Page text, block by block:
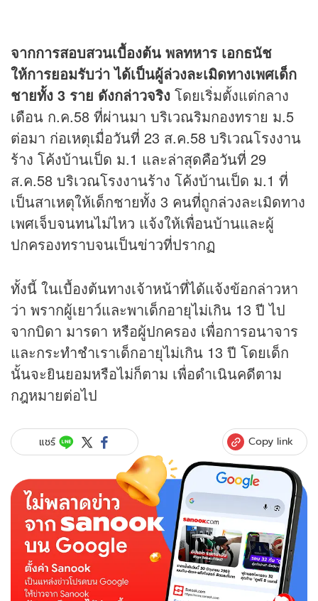
จากการสอบสวนเบื้องต้น พลทหาร เอกธนัช
ให้การยอมรับว่า ได้เป็นผู้ล่วงละเมิดทางเพศเด็ก
ชายทั้ง 3 ราย ดังกล่าวจริง โดยเริ่มตั้งแต่กลาง
เดือน ก.ค.58 ที่ผ่านมา บริเวณริมกองทราย ม.5
ต่อมา ก่อเหตุเมื่อวันที่ 23 ส.ค.58 บริเวณโรงงาน
ร้าง โค้งบ้านเป็ด ม.1 และล่าสุดคือวันที่ 29
ส.ค.58 บริเวณโรงงานร้าง โค้งบ้านเป็ด ม.1 ที่
เป็นสาเหตุให้เด็กชายทั้ง 3 คนที่ถูกล่วงละเมิดทาง
เพศเจ็บจนทนไม่ไหว แจ้งให้เพื่อนบ้านและผู้
ปกครองทราบจนเป็นข่าวที่ปรากฏ
ทั้งนี้ ในเบื้องต้นทางเจ้าหน้าที่ได้แจ้งข้อกล่าวหา
ว่า พรากผู้เยาว์และพาเด็กอายุไม่เกิน 13 ปี ไป
จากบิดา มารดา หรือผู้ปกครอง เพื่อการอนาจาร
และกระทำชำเราเด็กอายุไม่เกิน 13 ปี โดยเด็ก
นั้นจะยินยอมหรือไม่ก็ตาม เพื่อดำเนินคดีตาม
กฎหมายต่อไป
แชร์ Copy link